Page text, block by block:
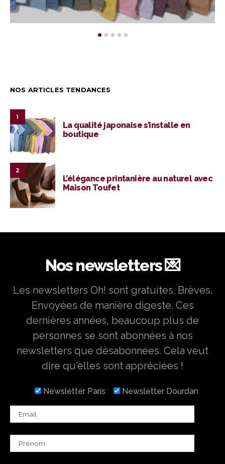
NOS ARTICLES TENDANCES
1
La qualité japonaise s’installe en
boutique
2
L’élégance printanière au naturel avec
Maison Toufet
Nos newsletters 💌
Les newsletters Oh! sont gratuites. Brèves.
Envoyées de manière digeste. Ces
dernières années, beaucoup plus de
personnes se sont abonnées à nos
newsletters que désabonnées. Cela veut
dire qu'elles sont appréciées !
Newsletter Paris Newsletter Dourdan